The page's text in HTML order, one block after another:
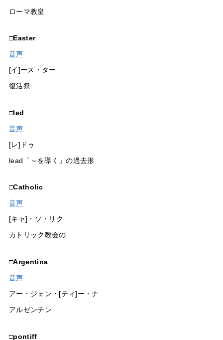
ローマ教皇
□Easter
音声
[イ]ース・ター
復活祭
□led
音声
[レ]ドゥ
lead「～を導く」の過去形
□Catholic
音声
[キャ]・ソ・リク
カトリック教会の
□Argentina
音声
アー・ジェン・[ティ]ー・ナ
アルゼンチン
□pontiff